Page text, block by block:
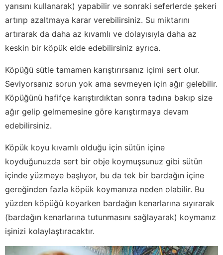
yarısını kullanarak) yapabilir ve sonraki seferlerde şekeri
artırıp azaltmaya karar verebilirsiniz. Su miktarını
artırarak da daha az kıvamlı ve dolayısıyla daha az
keskin bir köpük elde edebilirsiniz ayrıca.
Köpüğü sütle tamamen karıştırırsanız içimi sert olur.
Seviyorsanız sorun yok ama sevmeyen için ağır gelebilir.
Köpüğünü hafifçe karıştırdıktan sonra tadına bakıp size
ağır gelip gelmemesine göre karıştırmaya devam
edebilirsiniz.
Köpük koyu kıvamlı olduğu için sütün içine
koyduğunuzda sert bir obje koymuşsunuz gibi sütün
içinde yüzmeye başlıyor, bu da tek bir bardağın içine
gereğinden fazla köpük koymanıza neden olabilir. Bu
yüzden köpüğü koyarken bardağın kenarlarına sıyırarak
(bardağın kenarlarına tutunmasını sağlayarak) koymanız
işinizi kolaylaştıracaktır.